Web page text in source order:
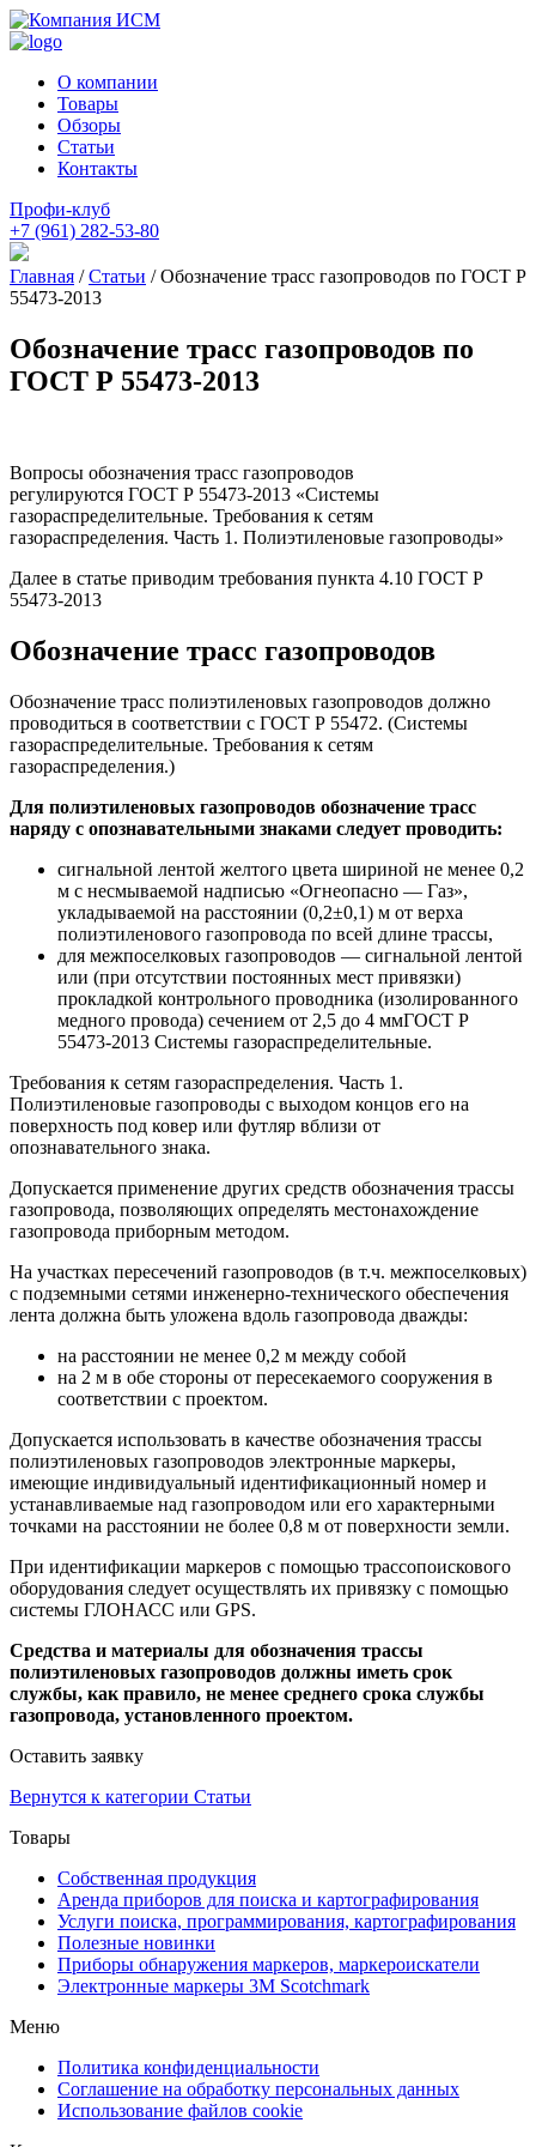
О компании
Товары
Обзоры
Статьи
Контакты
Профи-клуб
+7 (961) 282-53-80
Главная /Статьи /Обозначение трасс газопроводов по ГОСТ Р
55473-2013
Обозначение трасс газопроводов по
ГОСТ Р 55473-2013
Вопросы обозначения трасс газопроводов
регулируются ГОСТ Р 55473-2013 «Системы
газораспределительные. Требования к сетям
газораспределения. Часть 1. Полиэтиленовые газопроводы»
Далее в статье приводим требования пункта 4.10 ГОСТ Р
55473-2013
Обозначение трасс газопроводов
Обозначение трасс полиэтиленовых газопроводов должно
проводиться в соответствии с ГОСТ Р 55472. (Системы
газораспределительные. Требования к сетям
газораспределения.)
Для полиэтиленовых газопроводов обозначение трасс
наряду с опознавательными знаками следует проводить:
сигнальной лентой желтого цвета шириной не менее 0,2
м с несмываемой надписью «Огнеопасно — Газ»,
укладываемой на расстоянии (0,2±0,1) м от верха
полиэтиленового газопровода по всей длине трассы,
для межпоселковых газопроводов — сигнальной лентой
или (при отсутствии постоянных мест привязки)
прокладкой контрольного проводника (изолированного
медного провода) сечением от 2,5 до 4 ммГОСТ Р
55473-2013 Системы газораспределительные.
Требования к сетям газораспределения. Часть 1.
Полиэтиленовые газопроводы с выходом концов его на
поверхность под ковер или футляр вблизи от
опознавательного знака.
Допускается применение других средств обозначения трассы
газопровода, позволяющих определять местонахождение
газопровода приборным методом.
На участках пересечений газопроводов (в т.ч. межпоселковых)
с подземными сетями инженерно-технического обеспечения
лента должна быть уложена вдоль газопровода дважды:
на расстоянии не менее 0,2 м между собой
на 2 м в обе стороны от пересекаемого сооружения в
соответствии с проектом.
Допускается использовать в качестве обозначения трассы
полиэтиленовых газопроводов электронные маркеры,
имеющие индивидуальный идентификационный номер и
устанавливаемые над газопроводом или его характерными
точками на расстоянии не более 0,8 м от поверхности земли.
При идентификации маркеров с помощью трассопоискового
оборудования следует осуществлять их привязку с помощью
системы ГЛОНАСС или GPS.
Средства и материалы для обозначения трассы
полиэтиленовых газопроводов должны иметь срок
службы, как правило, не менее среднего срока службы
газопровода, установленного проектом.
Оставить заявку
Вернутся к категории Статьи
Товары
Собственная продукция
Аренда приборов для поиска и картографирования
Услуги поиска, программирования, картографирования
Полезные новинки
Приборы обнаружения маркеров, маркероискатели
Электронные маркеры 3M Scotchmark
Меню
Политика конфиденциальности
Соглашение на обработку персональных данных
Использование файлов cookie